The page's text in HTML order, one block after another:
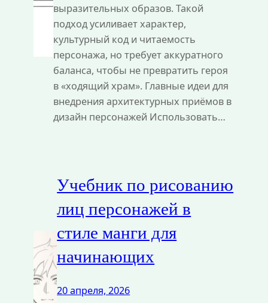
выразительных образов. Такой
подход усиливает характер,
культурный код и читаемость
персонажа, но требует аккуратного
баланса, чтобы не превратить героя
в «ходящий храм». Главные идеи для
внедрения архитектурных приёмов в
дизайн персонажей Использовать…
Учебник по рисованию
лиц персонажей в
стиле манги для
начинающих
20 апреля, 2026